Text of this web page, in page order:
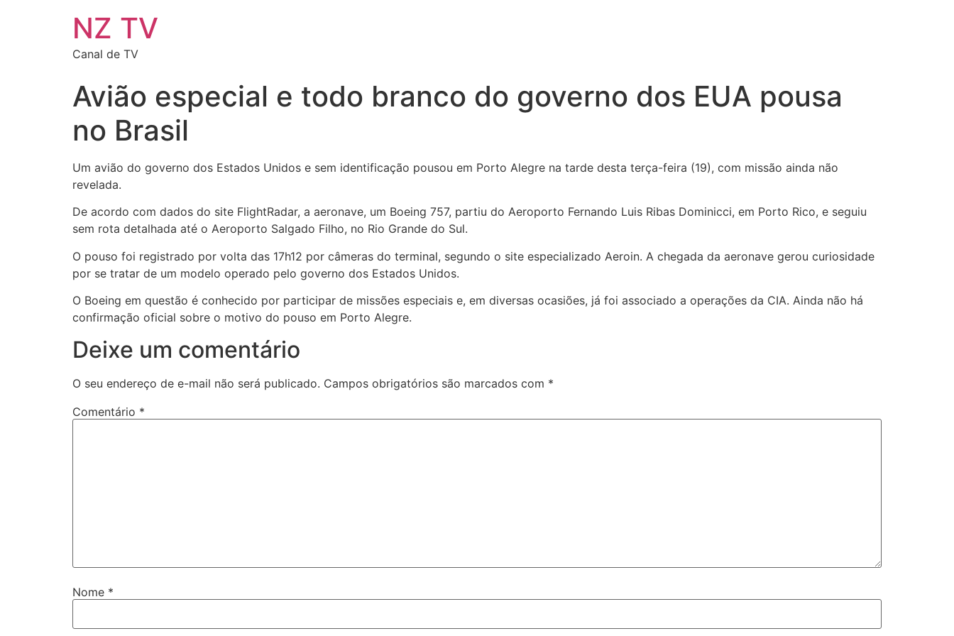
NZ TV
Canal de TV
Avião especial e todo branco do governo dos EUA pousa
no Brasil
Um avião do governo dos Estados Unidos e sem identificação pousou em Porto Alegre na tarde desta terça-feira (19), com missão ainda não
revelada.
De acordo com dados do site FlightRadar, a aeronave, um Boeing 757, partiu do Aeroporto Fernando Luis Ribas Dominicci, em Porto Rico, e seguiu
sem rota detalhada até o Aeroporto Salgado Filho, no Rio Grande do Sul.
O pouso foi registrado por volta das 17h12 por câmeras do terminal, segundo o site especializado Aeroin. A chegada da aeronave gerou curiosidade
por se tratar de um modelo operado pelo governo dos Estados Unidos.
O Boeing em questão é conhecido por participar de missões especiais e, em diversas ocasiões, já foi associado a operações da CIA. Ainda não há
confirmação oficial sobre o motivo do pouso em Porto Alegre.
Deixe um comentário
O seu endereço de e-mail não será publicado. Campos obrigatórios são marcados com *
Comentário *
Nome *